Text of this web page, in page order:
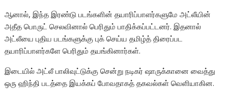
ஆனால், இந்த இரண்டு படங்களின் தயாரிப்பாளர்களுமே அட்லீயின்
அதீத பொருட் செலவினால் பெரிதும் பாதிக்கப்பட்டனர். இதனால்
அட்லீயை புதிய படங்களுக்கு புக் செய்ய தமிழ்த் திரைப்பட
தயாரிப்பாளர்களே பெரிதும் தயங்கினார்கள்.
இடையில் அட்லீ பாலிவுட்டுக்கு சென்று நடிகர் ஷாருக்கானை வைத்து
ஒரு ஹிந்தி படத்தை இயக்கப் போவதாகத் தகவல்கள் வெளியாகின.